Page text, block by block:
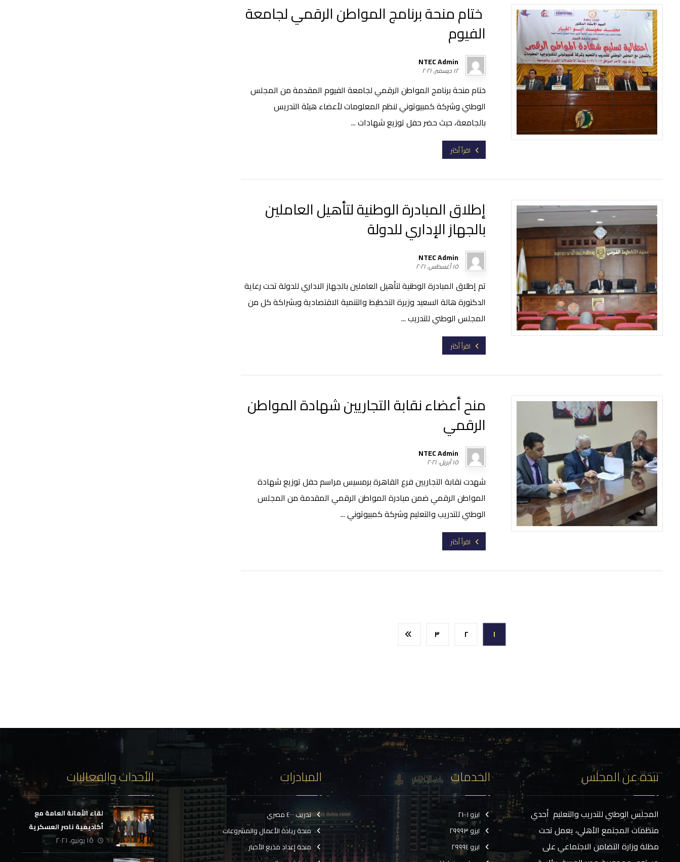
‏ ختام منحة برنامج المواطن الرقمي لجامعة
الفيوم
NTEC Admin
١٢ ديسمبر، ٢٠٢١
ختام منحة برنامج المواطن الرقمي لجامعة الفيوم المقدمة من المجلس
الوطني وشركة كمبيوتوني لنظم المعلومات لأعضاء هيئة التدريس
بالجامعة، حيث حضر حفل توزيع شهادات ...
اقرأ أكثر
إطلاق المبادرة الوطنية لتأهيل العاملين
بالجهاز الإداري للدولة
NTEC Admin
١٥ أغسطس، ٢٠٢١
تم إطلاق المبادرة الوطنية لتأهيل العاملين بالجهاز الاداري للدولة تحت رعاية
الدكتورة هالة السعيد وزيرة التخطيط والتنمية الاقتصادية وبشراكة كل من
المجلس الوطني للتدريب ...
اقرأ أكثر
منح أعضاء نقابة التجاريين شهادة المواطن
الرقمي
NTEC Admin
١٥ أبريل، ٢٠٢١
شهدت نقابة التجاريين فرع القاهرة برمسيس مراسم حفل توزيع شهادة
المواطن الرقمي ضمن مبادرة المواطن الرقمي المقدمة من المجلس
الوطني للتدريب والتعليم وشركة كمبيوتوني ...
اقرأ أكثر
١ ٢ ٣
نبذة عن المجلس
المجلس الوطني للتدريب والتعليم أحدي
منظمات المجتمع الأهلي، يعمل تحت
مظلة وزارة التضامن الاجتماعي على
الخدمات
ايزو ٢١٠٠١
ايزو ٢٩٩٩٣
ايزو ٢٩٩٩٤
المبادرات
تدريب ٤٠٠٠ مصري
منحة ريادة الأعمال والمشروعات
منحة إعداد مذيع الأخبار
الأحداث والفعاليات
لقاء الأمانة العامة مع
أكاديمية ناصر العسكرية
العليا
١٥ يونيو، ٢٠٢١